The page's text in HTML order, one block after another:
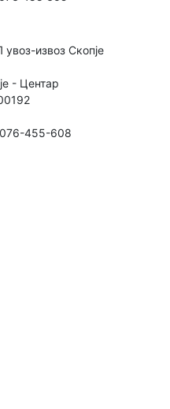
извоз Скопје
- Центар
455-608